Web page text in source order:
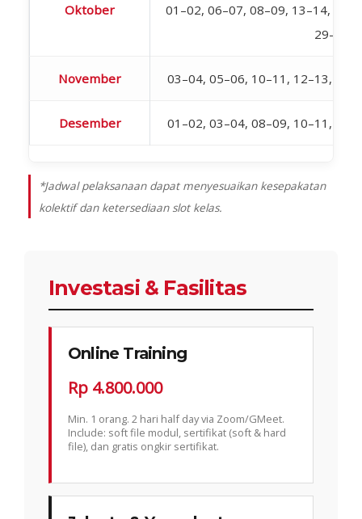
Oktober
01–02, 06–07, 08–09, 13–14,
29–30
November 03–04, 05–06, 10–11, 12–13,
Desember 01–02, 03–04, 08–09, 10–11,
*Jadwal pelaksanaan dapat menyesuaikan kesepakatan
kolektif dan ketersediaan slot kelas.
Investasi & Fasilitas
Online Training
Rp 4.800.000
Min. 1 orang. 2 hari half day via Zoom/GMeet.
Include: soft file modul, sertifikat (soft & hard
file), dan gratis ongkir sertifikat.